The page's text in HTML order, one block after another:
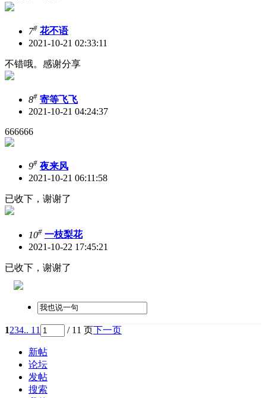
7# 花不语
2021-10-21 02:33:11
不错哦。感谢分享
8# 寄等飞飞
2021-10-21 04:24:37
666666
9# 夜来风
2021-10-21 06:11:58
已收下，谢谢了
10# 一枝梨花
2021-10-22 17:45:21
已收下，谢谢了
1234.. 11 / 11 页下一页
新帖
论坛
发帖
搜索